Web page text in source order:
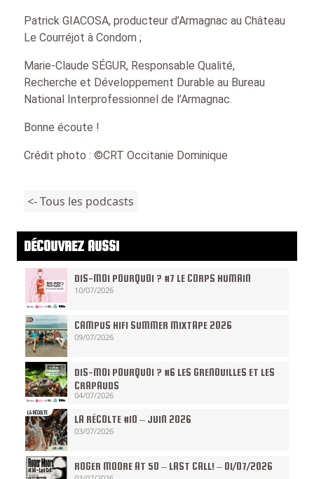
Patrick GIACOSA, producteur d’Armagnac au Château
Le Courréjot à Condom ;
Marie-Claude SÉGUR, Responsable Qualité,
Recherche et Développement Durable au Bureau
National Interprofessionnel de l’Armagnac.
Bonne écoute !
Crédit photo : ©CRT Occitanie Dominique
<- Tous les podcasts
DÉCOUVREZ AUSSI
DIS-MOI POURQUOI ? #7 LE CORPS HUMAIN
10/07/2026
CAMPUS HIFI SUMMER MIXTAPE 2026
09/07/2026
DIS-MOI POURQUOI ? #6 LES GRENOUILLES ET LES
CRAPAUDS
04/07/2026
LA RÉCOLTE #10 – JUIN 2026
03/07/2026
ROGER MOORE AT 50 – LAST CALL! – 01/07/2026